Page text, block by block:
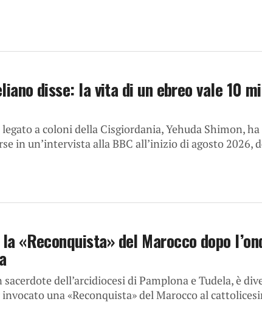
disse: la vita di un ebreo vale 10
a coloni della Cisgiordania, Yehuda Shimon,
in un’intervista alla BBC all’inizio di agosto 2026,
«Reconquista» del Marocco dopo
sacerdote dell’arcidiocesi di Pamplona e Tudela, è
una «Reconquista» del Marocco al